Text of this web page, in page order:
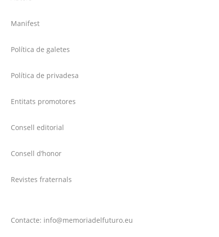
Manifest
Política de galetes
Política de privadesa
Entitats promotores
Consell editorial
Consell d’honor
Revistes fraternals
Contacte: info@memoriadelfuturo.eu